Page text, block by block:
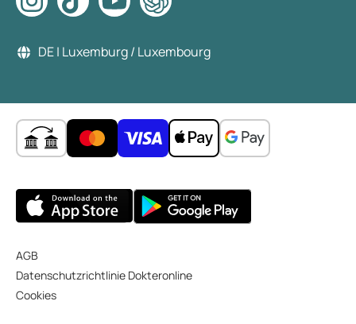
DE | Luxemburg / Luxembourg
AGB
Datenschutzrichtlinie Dokteronline
Cookies